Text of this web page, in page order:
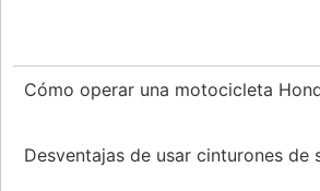
Cómo operar una motocicleta
Desventajas de usar cinturones de